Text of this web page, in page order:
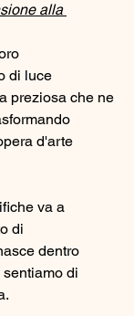
alla
di luce
preziosa che ne
d'arte
va a
di
dentro
di